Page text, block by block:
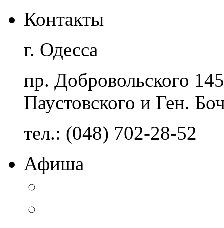
Контакты
г. Одесса
пр. Добровольского
Паустовского и Ген.
тел.: (048) 702-28-52
Афиша